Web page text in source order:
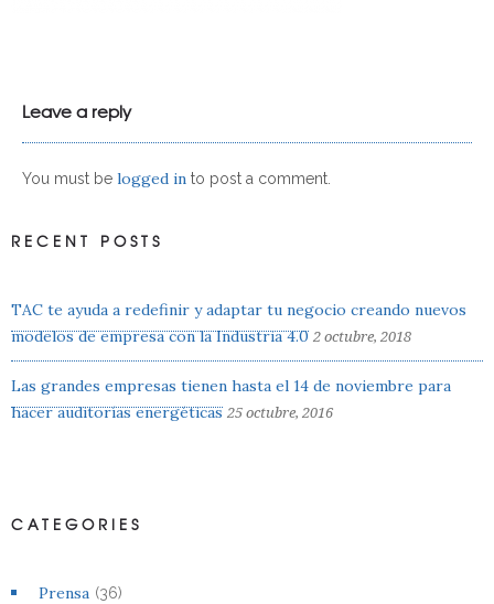
Leave a reply
You must be logged in to post a comment.
RECENT POSTS
TAC te ayuda a redefinir y adaptar tu negocio creando nuevos
modelos de empresa con la Industria 4.0 2 octubre, 2018
Las grandes empresas tienen hasta el 14 de noviembre para
hacer auditorías energéticas 25 octubre, 2016
CATEGORIES
Prensa (36)